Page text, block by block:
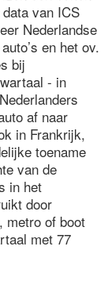
van ICS
Nederlandse
en het ov.
bij
- in
af naar
in Frankrijk,
toename
van de
in het
door
metro of boot
met 77